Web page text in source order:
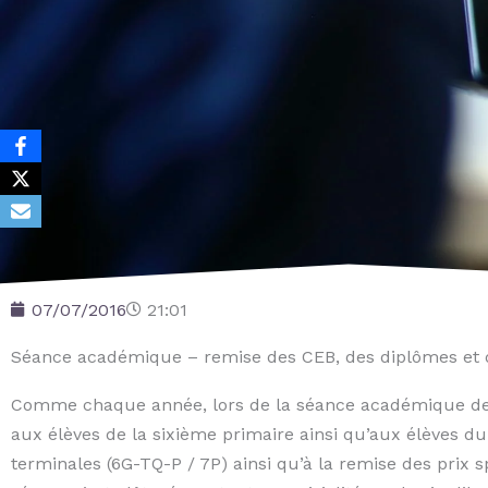
07/07/2016 21:01
Séance académique – remise des CEB, des diplômes
Comme chaque année, lors de la séance académique
aux élèves de la sixième primaire ainsi qu’aux élèves
terminales (6G-TQ-P / 7P) ainsi qu’à la remise des